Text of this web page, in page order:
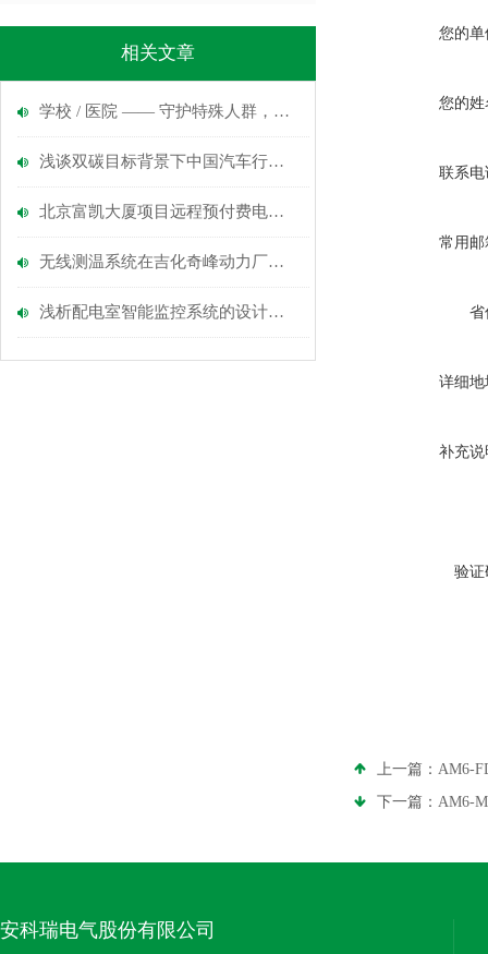
相关文章
学校 / 医院 —— 守护特殊人群，杜绝电弧引发的断电与火灾风险
浅谈双碳目标背景下中国汽车行业碳减排的经验与启示
北京富凯大厦项目远程预付费电能管理系统的应用-安科瑞涂志燕
无线测温系统在吉化奇峰动力厂的应用
浅析配电室智能监控系统的设计与实践探索
您的单
您的姓
联系电
常用邮
省
详细地
补充说
验证
上一篇： AM6-
下一篇： AM6-
安科瑞电气股份有限公司